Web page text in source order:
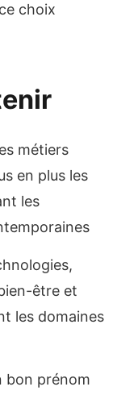
choix
métiers
en plus les
les
être et
les domaines
bon prénom